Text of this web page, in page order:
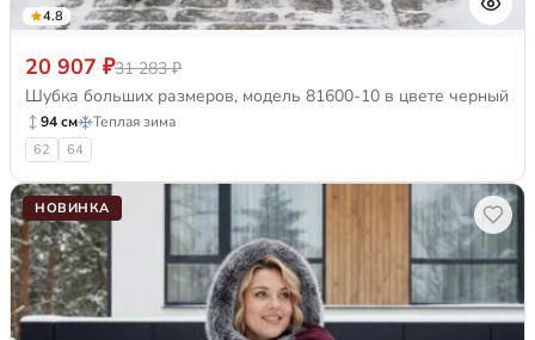
4.8
20 907 ₽31 283 ₽
Шубка больших размеров, модель 81600-10 в цвете черный
94 см Теплая зима
62 64
НОВИНКА